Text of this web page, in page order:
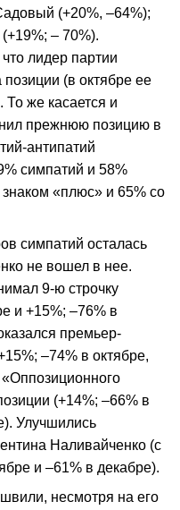
(+20%, –64%);
– 70%).
лидер партии
(в октябре ее
То же касается и
прежнюю позицию в
антипатий
симпатий и 58%
«плюс» и 65% со
симпатий осталась
не вошел в нее.
9-ю строчку
и +15%; –76% в
премьер-
–74% в октябре,
(+14%; –66% в
Улучшились
Наливайченко (с
и –61% в декабре).
несмотря на его